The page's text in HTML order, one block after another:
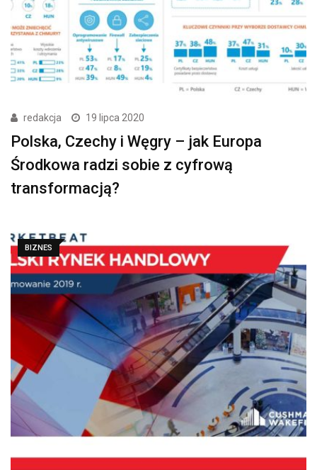
redakcja 19 lipca 2020
Polska, Czechy i Węgry – jak Europa
Środkowa radzi sobie z cyfrową
transformacją?
BIZNES